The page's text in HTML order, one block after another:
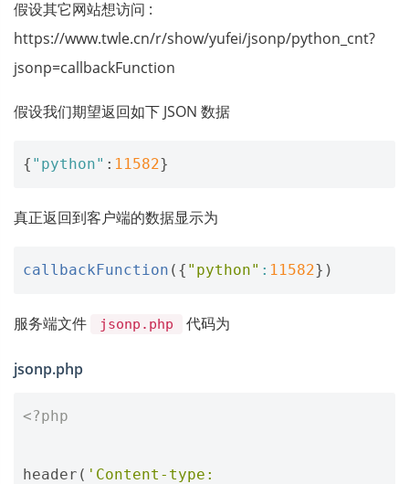
假设其它网站想访问 :
https://www.twle.cn/r/show/yufei/jsonp/python_cnt?
jsonp=callbackFunction
假设我们期望返回如下 JSON 数据
{ "python" : 11582}
真正返回到客户端的数据显示为
callbackFunction ({ "python" : 11582})
服务端文件 jsonp.php 代码为
jsonp.php
<?php
header ( 'Content-type: